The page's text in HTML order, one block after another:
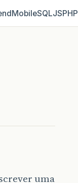
MobileSQLJSPHP
uma